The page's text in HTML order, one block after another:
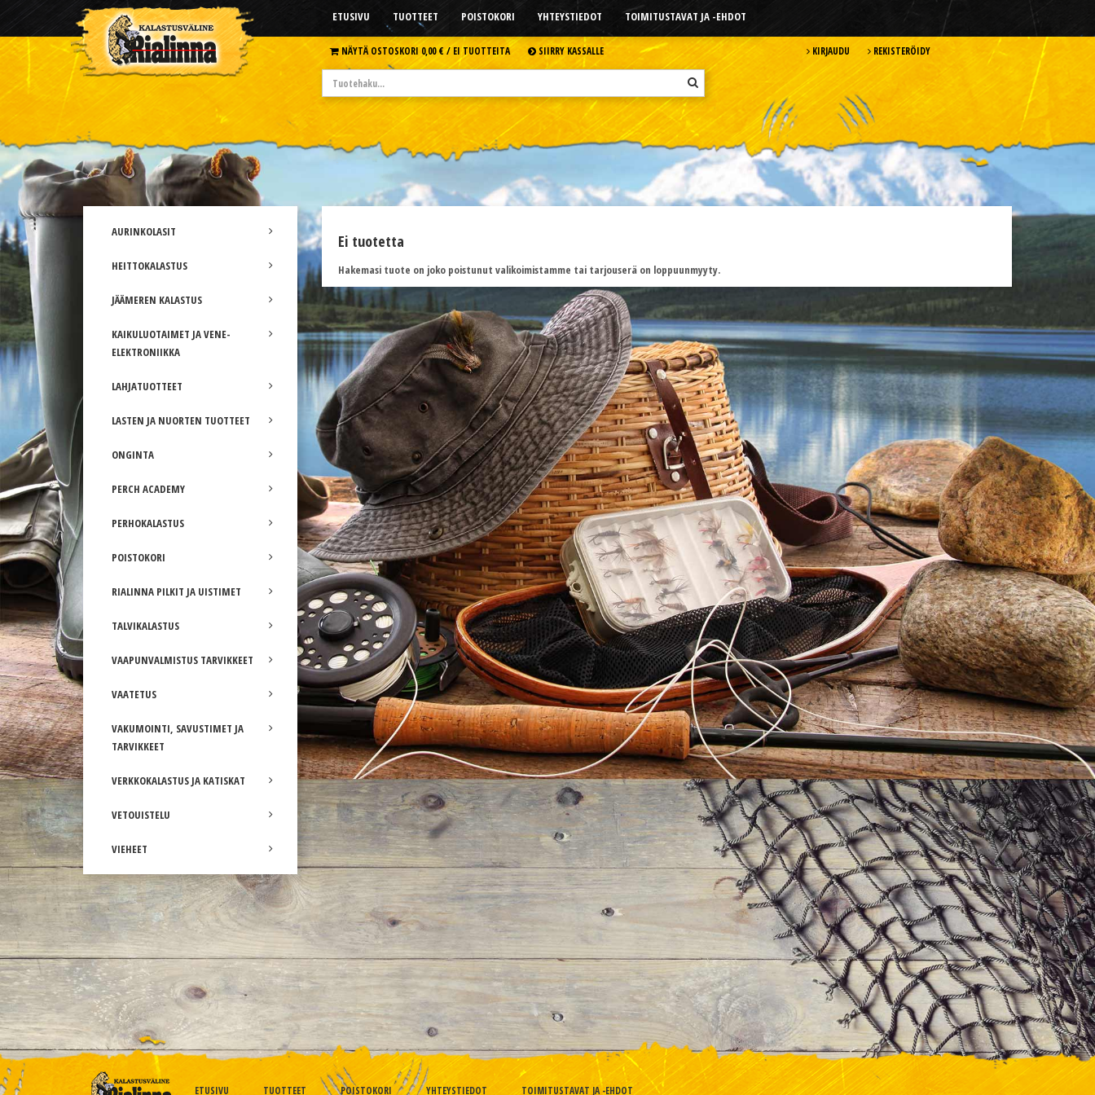
ETUSIVU TUOTTEET POISTOKORI YHTEYSTIEDOT TOIMITUSTAVAT JA -EHDOT
NÄYTÄ OSTOSKORI 0,00 € /EI TUOTTEITA SIIRRY KASSALLE KIRJAUDU REKISTERÖIDY
AURINKOLASIT
HEITTOKALASTUS
JÄÄMEREN KALASTUS
KAIKULUOTAIMET JA VENE-
ELEKTRONIIKKA
LAHJATUOTTEET
LASTEN JA NUORTEN TUOTTEET
ONGINTA
PERCH ACADEMY
PERHOKALASTUS
POISTOKORI
RIALINNA PILKIT JA UISTIMET
TALVIKALASTUS
VAAPUNVALMISTUS TARVIKKEET
VAATETUS
VAKUMOINTI, SAVUSTIMET JA
TARVIKKEET
VERKKOKALASTUS JA KATISKAT
VETOUISTELU
VIEHEET
Ei tuotetta
Hakemasi tuote on joko poistunut valikoimistamme tai tarjouserä on loppuunmyyty.
ETUSIVU TUOTTEET POISTOKORI YHTEYSTIEDOT TOIMITUSTAVAT JA -EHDOT